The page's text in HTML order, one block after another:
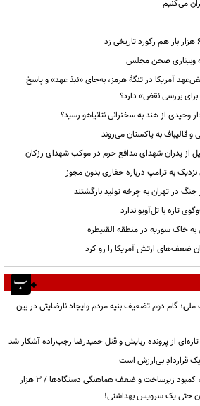
می‌کنیم
وبیناری صحن مجلس
آمریکا در تنگهٔ هرمز، به‌جای «نبذ عهد» و پاسخ
بررسی نقض» دارد؟
از هند به سخنرانی نتانیاهو رسید؟
قالیباف به پاکستان می‌روند
به ترامپ درباره حفاری بدون مجوز
تازه با تل‌آویو ندارد
خاک سوریه در منطقه القنیطره
ضعف‌های ارتش آمریکا را رو کرد
ملی؛ گام دوم تضعیف بنیه مردم وایجاد نارضایتی در بین
تازه‌ای از پرونده ربایش و قتل حمیدرضا رجب‌زاده آشکار شد
یک قراردادِ بی‌ارزش است
ریمـدان؛ مرزی گرفتار در صف، کمبود زیرساخت و ضعف هماهنگی دستگاه‌ها / ۳ هزار
حتی یک سرویس بهداشتی!